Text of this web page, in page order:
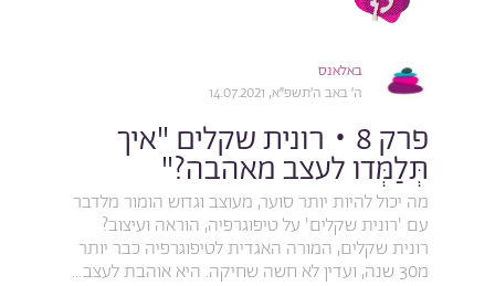
באלאנס
ה׳ באב ה׳תשפ״א, 14.07.2021
פרק 8 • רונית שקלים "איך
תְּלַמְּדו לעצב מאהבה?"
מה יכול להיות יותר סוער, מעוצב וגדוש הומור מלדבר
עם 'רונית שקלים' על טיפוגרפיה, הוראה ועיצוב?
רונית שקלים, המורה האגדית לטיפוגרפיה כבר יותר
מ30 שנה, ועדין לא חשה שחיקה. היא אוהבת לעצב...